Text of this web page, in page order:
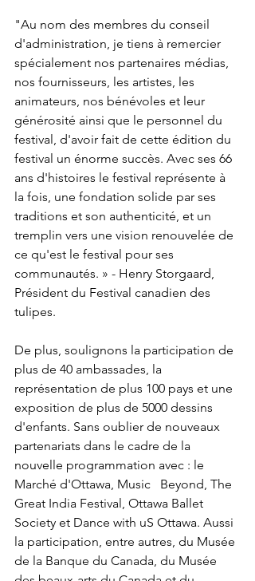
"Au nom des membres du conseil
d'administration, je tiens à remercier
spécialement nos partenaires médias,
nos fournisseurs, les artistes, les
animateurs, nos bénévoles et leur
générosité ainsi que le personnel du
festival, d'avoir fait de cette édition du
festival un énorme succès. Avec ses 66
ans d'histoires le festival représente à
la fois, une fondation solide par ses
traditions et son authenticité, et un
tremplin vers une vision renouvelée de
ce qu'est le festival pour ses
communautés. » - Henry Storgaard,
Président du Festival canadien des
tulipes.
De plus, soulignons la participation de
plus de 40 ambassades, la
représentation de plus 100 pays et une
exposition de plus de 5000 dessins
d'enfants. Sans oublier de nouveaux
partenariats dans le cadre de la
nouvelle programmation avec : le
Marché d'Ottawa, Music   Beyond, The
Great India Festival, Ottawa Ballet
Society et Dance with uS Ottawa. Aussi
la participation, entre autres, du Musée
de la Banque du Canada, du Musée